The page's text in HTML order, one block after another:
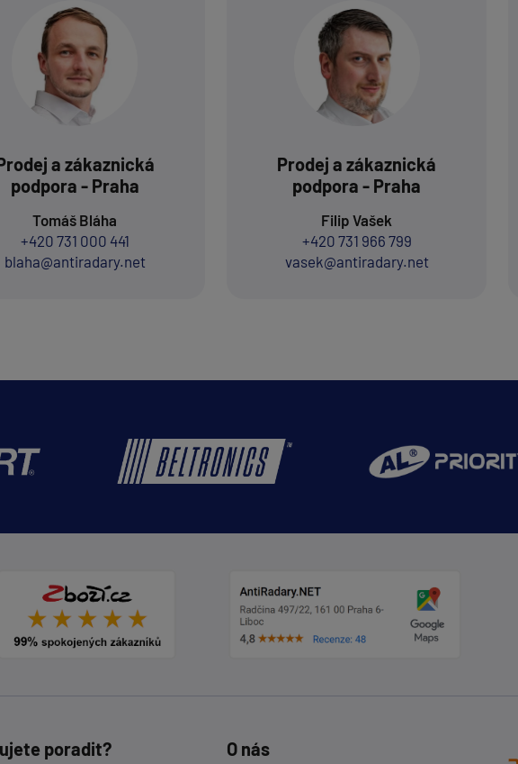
a zákaznická
podpora - Praha
Tomáš Bláha
+420 731 000 441
blaha@antiradary.net
Prodej a zákaznická
podpora - Praha
Filip Vašek
+420 731 966 799
vasek@antiradary.net
poradit? O nás